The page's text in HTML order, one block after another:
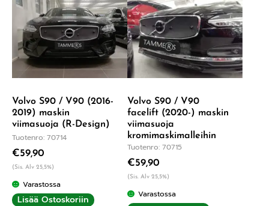
Volvo S90 / V90 (2016-
2019) maskin
viimasuoja (R-Design)
Tuotenro: 70714
€59,90
(Sis. Alv 25,5%)
Varastossa
Lisää Ostoskoriin
Volvo S90 / V90
facelift (2020-) maskin
viimasuoja
kromimaskimalleihin
Tuotenro: 70715
€59,90
(Sis. Alv 25,5%)
Varastossa